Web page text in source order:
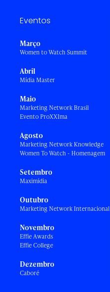
Eventos
Março
Women to Watch Summit
Abril
Mídia Master
Maio
Marketing Network Brasil
Evento ProXXIma
Agosto
Marketing Network Knowledge
Women To Watch - Homenagem
Setembro
Maximídia
Outubro
Marketing Network Internacional
Novembro
Effie Awards
Effie College
Dezembro
Caboré